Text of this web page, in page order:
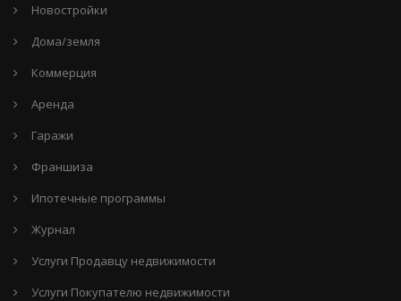
Новостройки
Дома/земля
Коммерция
Аренда
Гаражи
Франшиза
Ипотечные программы
Журнал
Услуги Продавцу недвижимости
Услуги Покупателю недвижимости